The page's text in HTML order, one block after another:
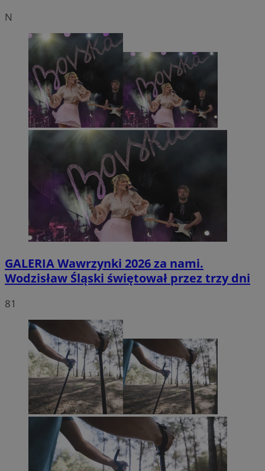
N
GALERIAWawrzynki 2026 za nami.
Wodzisław Śląski świętował przez trzy dni
81